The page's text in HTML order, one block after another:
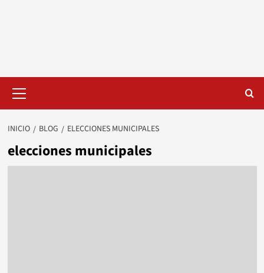
principal
INICIO BLOG ELECCIONES MUNICIPALES
elecciones municipales